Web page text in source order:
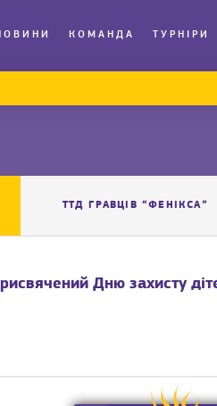
КОМАНДА ТУРНІРИ
ТТД ГРАВЦІВ “ФЕНІКСА”
Дню захисту